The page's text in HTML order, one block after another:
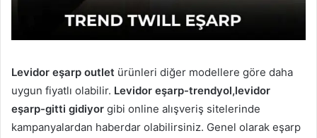
Levidor eşarp outlet ürünleri diğer modellere göre daha
uygun fiyatlı olabilir. Levidor eşarp-trendyol,levidor
eşarp-gitti gidiyor gibi online alışveriş sitelerinde
kampanyalardan haberdar olabilirsiniz. Genel olarak eşarp